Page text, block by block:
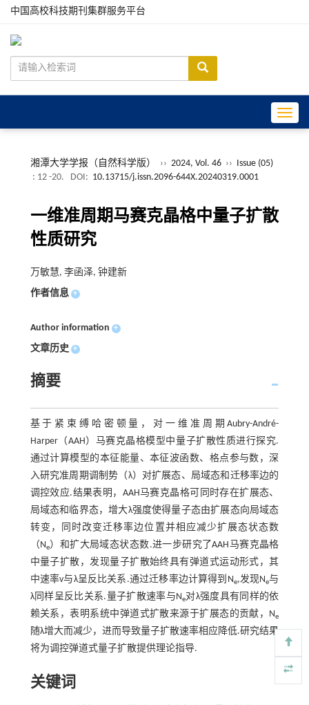
中国高校科技期刊集群服务平台
湘潭大学学报（自然科学版） ›› 2024, Vol. 46 ›› Issue (05)
: 12 -20.
DOI: 10.13715/j.issn.2096-644X.20240319.0001
一维准周期马赛克晶格中量子扩散
性质研究
万敏慧, 李函泽, 钟建新
作者信息 +
Author information +
文章历史 +
摘要
基于紧束缚哈密顿量，对一维准周期Aubry-André-
Harper（AAH）马赛克晶格模型中量子扩散性质进行探究.
通过计算模型的本征能量、本征波函数、格点参与数，深
入研究准周期调制势（λ）对扩展态、局域态和迁移率边的
调控效应.结果表明，AAH马赛克晶格可同时存在扩展态、
局域态和临界态，增大λ强度使得量子态由扩展态向局域态
转变，同时改变迁移率边位置并相应减少扩展态状态数
（Ne）和扩大局域态状态数.进一步研究了AAH马赛克晶格
中量子扩散，发现量子扩散始终具有弹道式运动形式，其
中速率v与λ呈反比关系.通过迁移率边计算得到Ne,发现Ne与
λ同样呈反比关系.量子扩散速率与Ne对λ强度具有同样的依
赖关系，表明系统中弹道式扩散来源于扩展态的贡献，Ne
随λ增大而减少，进而导致量子扩散速率相应降低.研究结果
将为调控弹道式量子扩散提供理论指导.
关键词